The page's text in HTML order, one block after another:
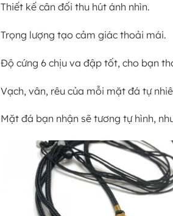
Thiết kế cân đối thu hút ánh nhìn.
Trọng lượng tạo cảm giác thoải mái.
Độ cứng 6 chịu va đập tốt, cho bạn
Vạch, vân, rêu của mỗi mặt đá tự
Mặt đá bạn nhận sẽ tương tự hình,